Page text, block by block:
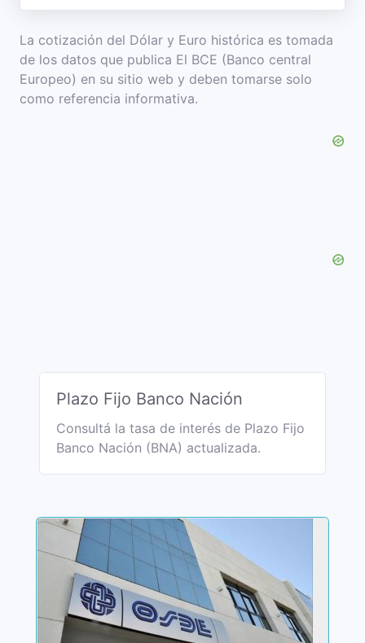
La cotización del Dólar y Euro histórica es tomada
de los datos que publica El BCE (Banco central
Europeo) en su sitio web y deben tomarse solo
como referencia informativa.
Plazo Fijo Banco Nación
Consultá la tasa de interés de Plazo Fijo
Banco Nación (BNA) actualizada.